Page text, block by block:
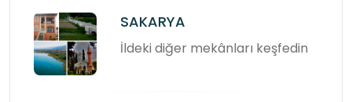
SAKARYA
İldeki diğer mekânları keşfedin